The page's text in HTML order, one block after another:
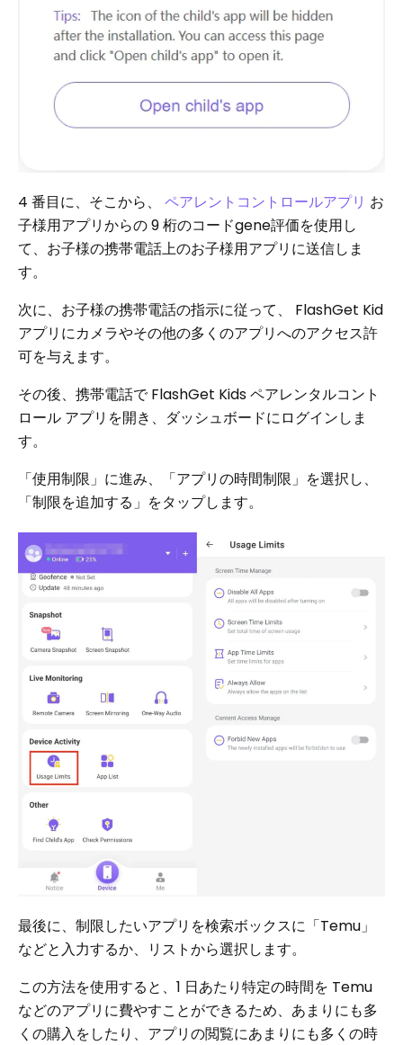
4 番目に、そこから、 ペアレントコントロールアプリ お
子様用アプリからの 9 桁のコードgene評価を使用し
て、お子様の携帯電話上のお子様用アプリに送信しま
す。
次に、お子様の携帯電話の指示に従って、 FlashGet Kid
アプリにカメラやその他の多くのアプリへのアクセス許
可を与えます。
その後、携帯電話で FlashGet Kids ペアレンタルコント
ロール アプリを開き、ダッシュボードにログインしま
す。
「使用制限」に進み、「アプリの時間制限」を選択し、
「制限を追加する」をタップします。
最後に、制限したいアプリを検索ボックスに「Temu」
などと入力するか、リストから選択します。
この方法を使用すると、1 日あたり特定の時間を Temu
などのアプリに費やすことができるため、あまりにも多
くの購入をしたり、アプリの閲覧にあまりにも多くの時